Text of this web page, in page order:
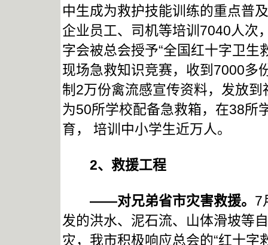
中生成为救护技能训练的重点普
企业员工、司机等培训7040人次
字会被总会授予“全国红十字卫生
现场急救知识竞赛，收到7000多
制2万份禽流感宣传资料，发放
为50所学校配备急救箱，在38所
育， 培训中小学生近万人。
2、救援工程
——对兄弟省市灾害救援。 7
发的洪水、泥石流、山体滑坡等
灾，我市积极响应总会的“红十字